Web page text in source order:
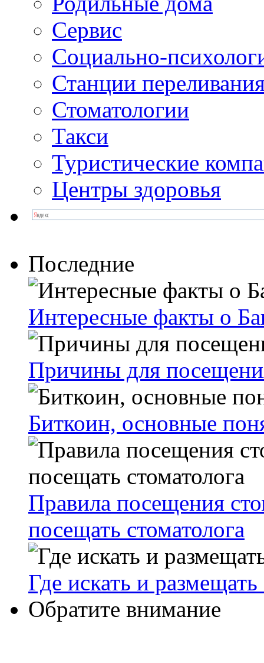
Сервис
Социально-
Станции
Стоматологии
Такси
Туристические
Центры здоровья
Последние
Интересные факты о
Причины для
Биткоин, основные
Правила посещения
посещать стоматолога
Где искать и
Обратите внимание